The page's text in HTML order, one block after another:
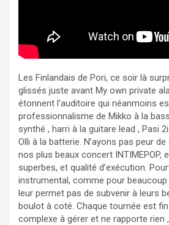
Les Finlandais de Pori, ce soir là
glissés juste avant My own private
étonnent l’auditoire qui néanmoins
professionnalisme de Mikko à la
synthé , harri à la guitare lead , Pasi
Olli à la batterie. N’ayons pas peur
nos plus beaux concert INTIMEPOP,
superbes, et qualité d’exécution.
instrumental, comme pour beaucoup
leur permet pas de subvenir à leurs
boulot à coté. Chaque tournée est
complexe à gérer et ne rapporte rien